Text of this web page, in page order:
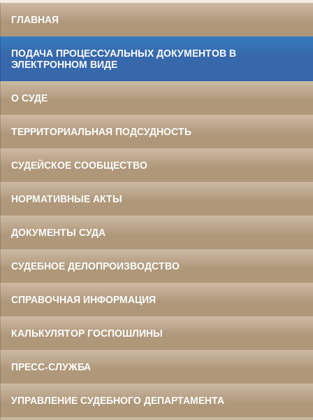
ГЛАВНАЯ
ПОДАЧА ПРОЦЕССУАЛЬНЫХ ДОКУМЕНТОВ В
ЭЛЕКТРОННОМ ВИДЕ
О СУДЕ
ТЕРРИТОРИАЛЬНАЯ ПОДСУДНОСТЬ
СУДЕЙСКОЕ СООБЩЕСТВО
НОРМАТИВНЫЕ АКТЫ
ДОКУМЕНТЫ СУДА
СУДЕБНОЕ ДЕЛОПРОИЗВОДСТВО
СПРАВОЧНАЯ ИНФОРМАЦИЯ
КАЛЬКУЛЯТОР ГОСПОШЛИНЫ
ПРЕСС-СЛУЖБА
УПРАВЛЕНИЕ СУДЕБНОГО ДЕПАРТАМЕНТА